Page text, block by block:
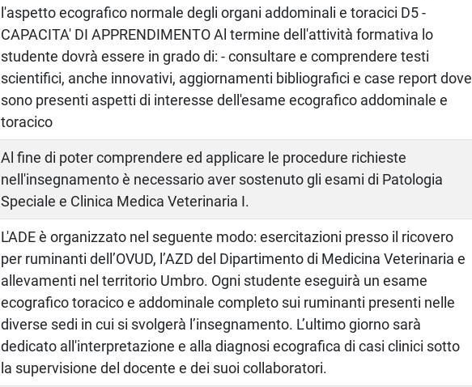
l'aspetto ecografico normale degli organi addominali e toracici D5 -
CAPACITA' DI APPRENDIMENTO Al termine dell'attività formativa lo
studente dovrà essere in grado di: - consultare e comprendere testi
scientifici, anche innovativi, aggiornamenti bibliografici e case report dove
sono presenti aspetti di interesse dell'esame ecografico addominale e
toracico
Al fine di poter comprendere ed applicare le procedure richieste
nell'insegnamento è necessario aver sostenuto gli esami di Patologia
Speciale e Clinica Medica Veterinaria I.
L'ADE è organizzato nel seguente modo: esercitazioni presso il ricovero
per ruminanti dell’OVUD, l’AZD del Dipartimento di Medicina Veterinaria e
allevamenti nel territorio Umbro. Ogni studente eseguirà un esame
ecografico toracico e addominale completo sui ruminanti presenti nelle
diverse sedi in cui si svolgerà l’insegnamento. L’ultimo giorno sarà
dedicato all'interpretazione e alla diagnosi ecografica di casi clinici sotto
la supervisione del docente e dei suoi collaboratori.